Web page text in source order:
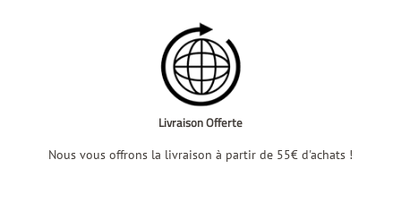
Livraison Offerte
Nous vous offrons la livraison à partir de 55€ d'achats !